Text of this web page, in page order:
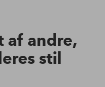
af andre,
stil